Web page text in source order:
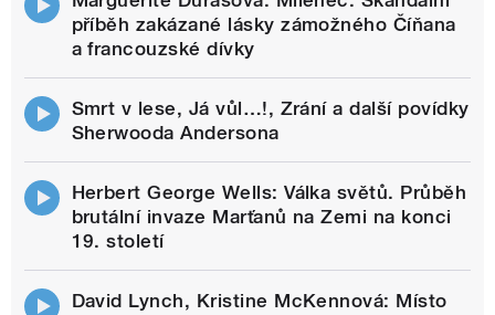
příběh zakázané lásky zámožného Číňana
a francouzské dívky
Smrt v lese, Já vůl…!, Zrání a další povídky
Sherwooda Andersona
Herbert George Wells: Válka světů. Průběh
brutální invaze Marťanů na Zemi na konci
19. století
David Lynch, Kristine McKennová: Místo